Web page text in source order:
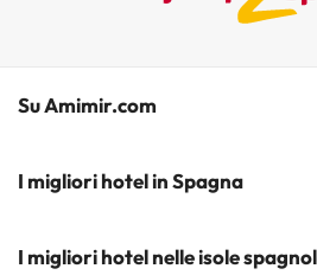
Su Amimir.com
Il Nostro Team
Iscrivetevi alla nostra newsletter
I migliori hotel in Spagna
Hotel a Salou
I migliori hotel nelle isole